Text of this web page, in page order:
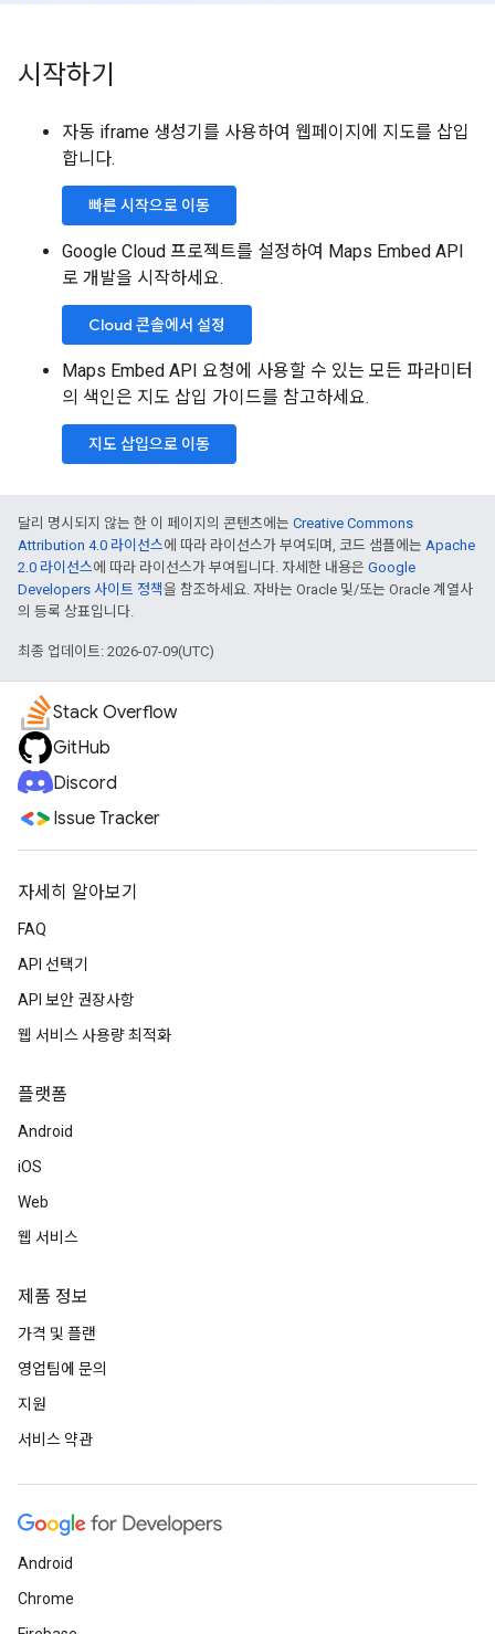
시작하기
자동 iframe 생성기를 사용하여 웹페이지에 지도를 삽입
합니다.
빠른 시작으로 이동
Google Cloud 프로젝트를 설정하여 Maps Embed API
로 개발을 시작하세요.
Cloud 콘솔에서 설정
Maps Embed API 요청에 사용할 수 있는 모든 파라미터
의 색인은 지도 삽입 가이드를 참고하세요.
지도 삽입으로 이동
달리 명시되지 않는 한 이 페이지의 콘텐츠에는 Creative Commons
Attribution 4.0 라이선스에 따라 라이선스가 부여되며, 코드 샘플에는 Apache
2.0 라이선스에 따라 라이선스가 부여됩니다. 자세한 내용은 Google
Developers 사이트 정책을 참조하세요. 자바는 Oracle 및/또는 Oracle 계열사
의 등록 상표입니다.
최종 업데이트: 2026-07-09(UTC)
Stack Overflow
GitHub
Discord
Issue Tracker
자세히 알아보기
FAQ
API 선택기
API 보안 권장사항
웹 서비스 사용량 최적화
플랫폼
Android
iOS
Web
웹 서비스
제품 정보
가격 및 플랜
영업팀에 문의
지원
서비스 약관
Android
Chrome